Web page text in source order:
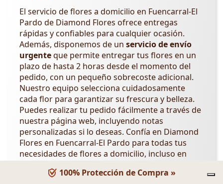
El servicio de flores a domicilio en Fuencarral-El
Pardo de Diamond Flores ofrece entregas
rápidas y confiables para cualquier ocasión.
Además, disponemos de un servicio de envío
urgenteque permite entregar tus flores en un
plazo de hasta 2 horas desde el momento del
pedido, con un pequeño sobrecoste adicional.
Nuestro equipo selecciona cuidadosamente
cada flor para garantizar su frescura y belleza.
Puedes realizar tu pedido fácilmente a través de
nuestra página web, incluyendo notas
personalizadas si lo deseas. Confía en Diamond
Flores en Fuencarral-El Pardo para todas tus
necesidades de flores a domicilio, incluso en
importantes, visita las categorías en nuestra
100% Protección de Compra »